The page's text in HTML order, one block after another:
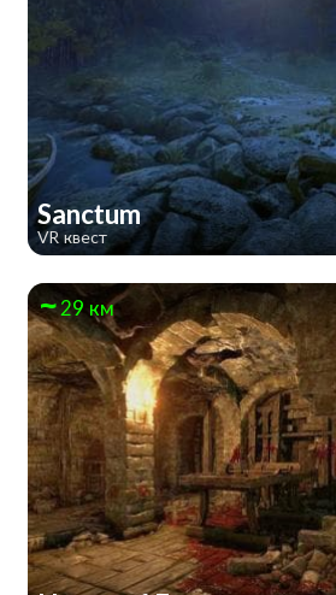
Sanctum
VR квест
29 км